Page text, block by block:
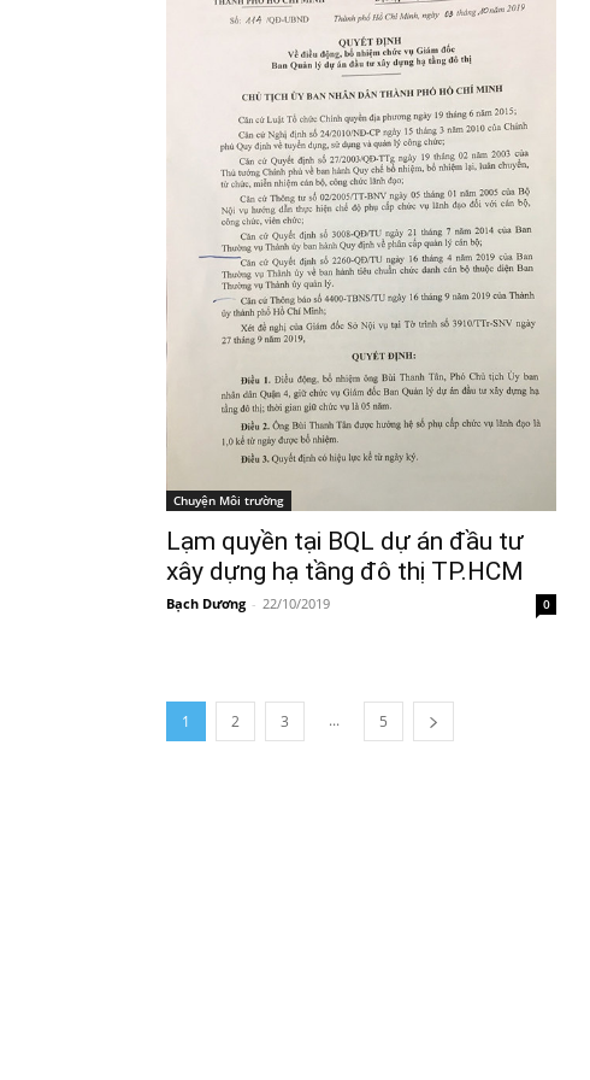
Chuyện Môi trường
Lạm quyền tại BQL dự án đầu tư
xây dựng hạ tầng đô thị TP.HCM
Bạch Dương - 22/10/2019 0
1 2 3 ... 5